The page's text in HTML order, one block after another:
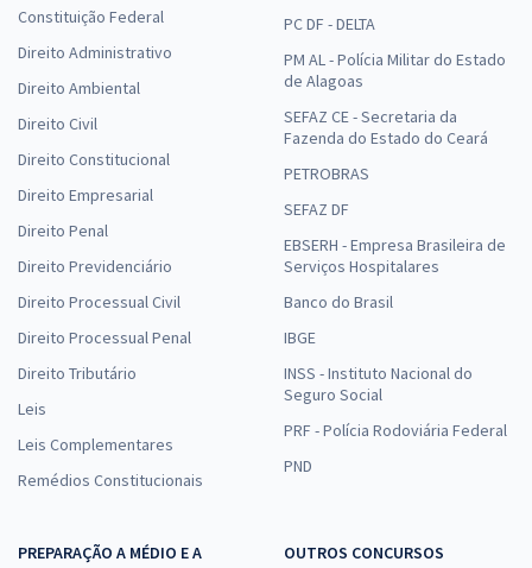
Constituição Federal
Direito Administrativo
Direito Ambiental
Direito Civil
Direito Constitucional
Direito Empresarial
Direito Penal
Direito Previdenciário
Direito Processual Civil
Direito Processual Penal
Direito Tributário
Leis
Leis Complementares
Remédios Constitucionais
PC DF - DELTA
PM AL - Polícia Militar do Estado
de Alagoas
SEFAZ CE - Secretaria da
Fazenda do Estado do Ceará
PETROBRAS
SEFAZ DF
EBSERH - Empresa Brasileira de
Serviços Hospitalares
Banco do Brasil
IBGE
INSS - Instituto Nacional do
Seguro Social
PRF - Polícia Rodoviária Federal
PND
PREPARAÇÃO A MÉDIO E A
OUTROS CONCURSOS